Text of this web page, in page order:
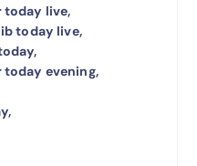
today live,
today live,
today evening,